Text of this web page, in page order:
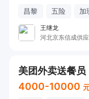
昌黎 五险 加
王继龙
美团外卖送餐员
4000-10000